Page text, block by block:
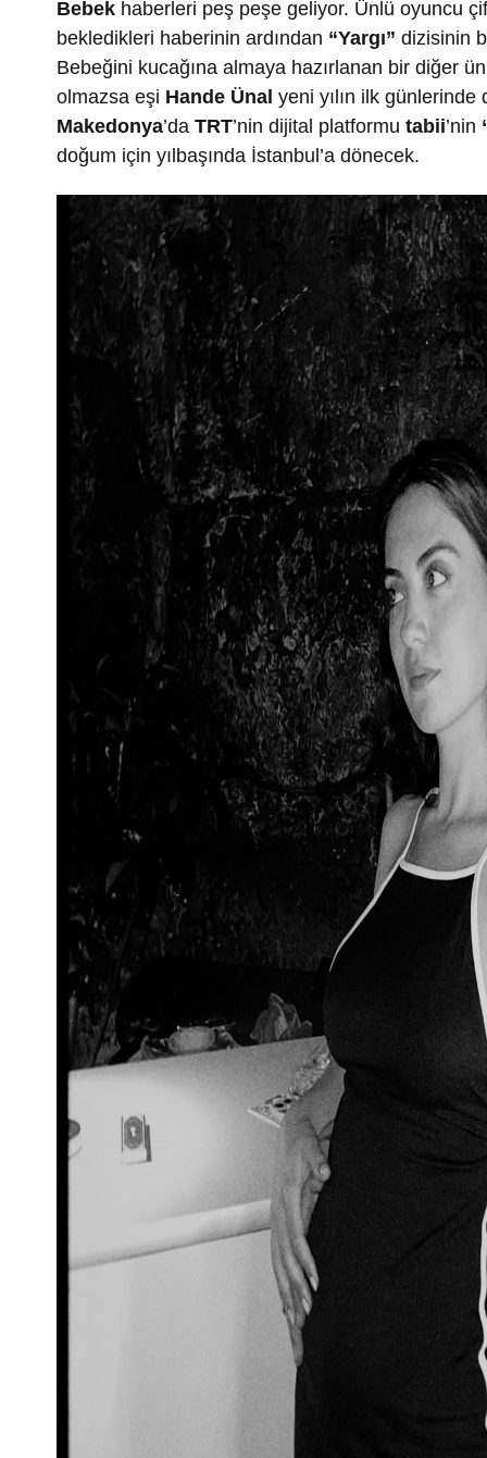
Bebek haberleri peş peşe geliyor. Ünlü oyuncu
bekledikleri haberinin ardından “Yargı” dizisinin
Bebeğini kucağına almaya hazırlanan bir diğer
olmazsa eşi Hande Ünal yeni yılın ilk
Makedonya’da TRT’nin dijital platformu tabii’nin
doğum için yılbaşında İstanbul’a dönecek.